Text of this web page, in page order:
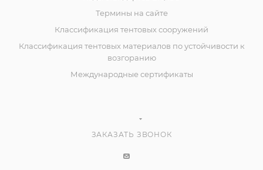
Термины на сайте
Классификация тентовых сооружений
Классификация тентовых материалов по устойчивости к
возгоранию
Международные сертификаты
ЗАКАЗАТЬ ЗВОНОК